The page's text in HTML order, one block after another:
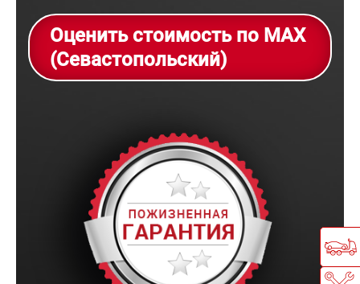
Оценить стоимость по MAX
(Севастопольский)